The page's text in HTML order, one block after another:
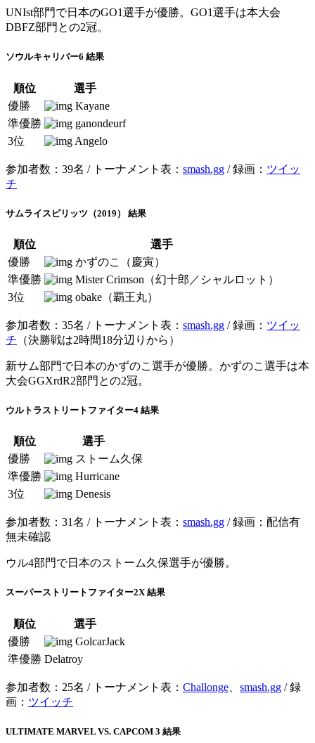
UNIst部門で日本のGO1選手が優勝。GO1選手は本大会
DBFZ部門との2冠。
ソウルキャリバー6 結果
順位
選手
優勝
Kayane
準優勝
ganondeurf
3位
Angelo
参加者数：39名 / トーナメント表： smash.gg / 録画： ツイッ
チ
サムライスピリッツ（2019） 結果
順位
選手
優勝
かずのこ（慶寅）
準優勝
Mister Crimson（幻十郎／シャルロット）
3位
obake（覇王丸）
参加者数：35名 / トーナメント表： smash.gg / 録画： ツイッ
チ （決勝戦は2時間18分辺りから）
新サム部門で日本のかずのこ選手が優勝。かずのこ選手は本
大会GGXrdR2部門との2冠。
ウルトラストリートファイター4 結果
順位
選手
優勝
ストーム久保
準優勝
Hurricane
3位
Denesis
参加者数：31名 / トーナメント表： smash.gg / 録画：配信有
無未確認
ウル4部門で日本のストーム久保選手が優勝。
スーパーストリートファイター2X 結果
順位
選手
優勝
GolcarJack
準優勝 Delatroy
参加者数：25名 / トーナメント表： Challonge smash.gg / 録
画： ツイッチ
ULTIMATE MARVEL VS. CAPCOM 3 結果